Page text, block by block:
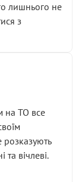
лишнього не
з
на ТО все
вічлеві.